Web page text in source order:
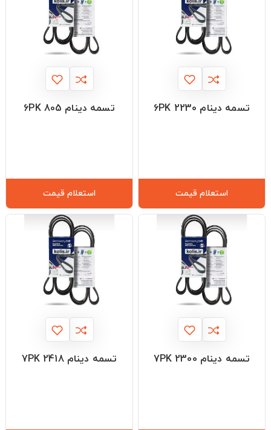
تسمه دینام 6PK 2230
استعلام قیمت
تسمه دینام 6PK 805
استعلام قیمت
تسمه دینام 7PK 2300 تسمه دینام 7PK 2418